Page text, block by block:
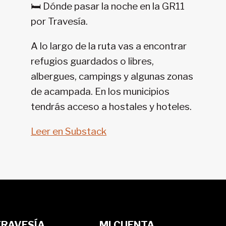
11-
🛏️ Dónde pasar la noche en la GR11
por Travesía.
A lo largo de la ruta vas a encontrar
refugios guardados o libres,
albergues, campings y algunas zonas
de acampada. En los municipios
tendrás acceso a hostales y hoteles.
Leer en Substack